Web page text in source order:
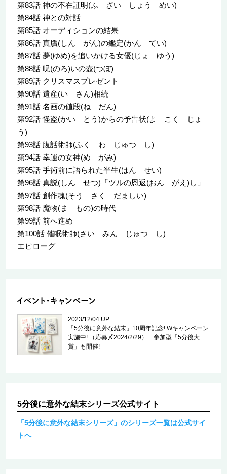
第83話 神の不在証明(ふ ざい しょう めい)
第84話 神との対話
第85話 オーディションの結果
第86話 真贋(しん がん)の鑑定(かん てい)
第87話 夢(ゆめ)を追いかける女優(じょ ゆう)
第88話 呪(のろ)いの壺(つぼ)
第89話 クリスマスプレゼント
第90話 遺産(い さん)相続
第91話 名画の値段(ね だん)
第92話 怪盗(かい とう)からの予告状(よ こく じょ
う)
第93話 腹話術師(ふく わ じゅつ し)
第94話 幸運の女神(め がみ)
第95話 手術前に語られた半生(はん せい)
第96話 真説(しん せつ)「ツルの恩返(おん がえ)し」
第97話 創作魂(そう さく だましい)
第98話 魔物(ま もの)の時代
第99話 前へ進め
第100話 催眠術師(さい みん じゅつ し)
エピローグ
2023/12/04 UP
「5分後に意外な結末」10周年記念! Wキャンペーン
実施中! （応募〆2024/2/29） 参加型「5分後大
賞」も開催!
5分後に意外な結末シリーズ公式サイト
「5分後に意外な結末シリーズ」のシリーズ一覧は公式サイ
トへ